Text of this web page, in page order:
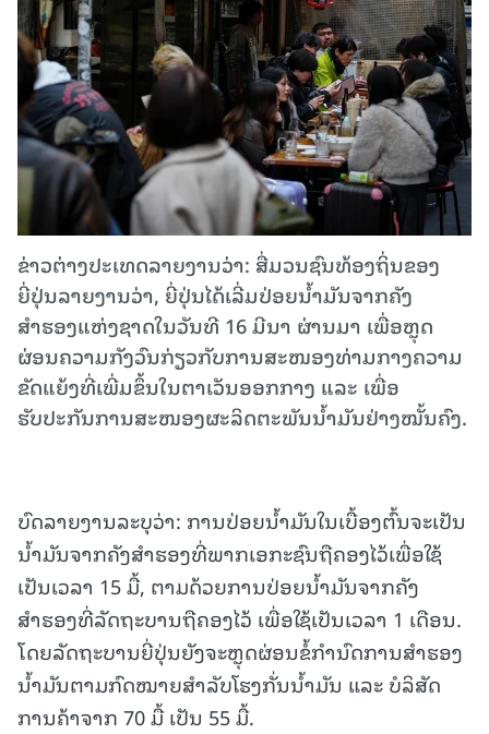
ຂ່າວຕ່າງປະເທດລາຍງານວ່າ: ສື່ມວນຊົນທ້ອງຖິ່ນຂອງ
ຍີ່ປຸ່ນລາຍງານວ່າ, ຍີ່ປຸ່ນໄດ້ເລີ່ມປ່ອຍນ້ຳມັນຈາກຄັງ
ສຳຮອງແຫ່ງຊາດໃນວັນທີ 16 ມີນາ ຜ່ານມາ ເພື່ອຫຼຸດ
ຜ່ອນຄວາມກັງວົນກ່ຽວກັບການສະໜອງທ່າມກາງຄວາມ
ຂັດແຍ້ງທີ່ເພີ່ມຂຶ້ນໃນຕາເວັນອອກກາງ ແລະ ເພື່ອ
ຮັບປະກັນການສະໜອງຜະລິດຕະພັນນ້ຳມັນຢ່າງໝັ້ນຄົງ.
ບົດລາຍງານລະບຸວ່າ: ການປ່ອຍນ້ຳມັນໃນເບື້ອງຕົ້ນຈະເປັນ
ນ້ຳມັນຈາກຄັງສຳຮອງທີ່ພາກເອກະຊົນຖືຄອງໄວ້ເພື່ອໃຊ້
ເປັນເວລາ 15 ມື້, ຕາມດ້ວຍການປ່ອຍນ້ຳມັນຈາກຄັງ
ສຳຮອງທີ່ລັດຖະບານຖືຄອງໄວ້ ເພື່ອໃຊ້ເປັນເວລາ 1 ເດືອນ.
ໂດຍລັດຖະບານຍີ່ປຸ່ນຍັງຈະຫຼຸດຜ່ອນຂໍ້ກຳນົດການສຳຮອງ
ນໍ້າມັນຕາມກົດໝາຍສຳລັບໂຮງກັ່ນນ້ຳມັນ ແລະ ບໍລິສັດ
ການຄ້າຈາກ 70 ມື້ ເປັນ 55 ມື້.